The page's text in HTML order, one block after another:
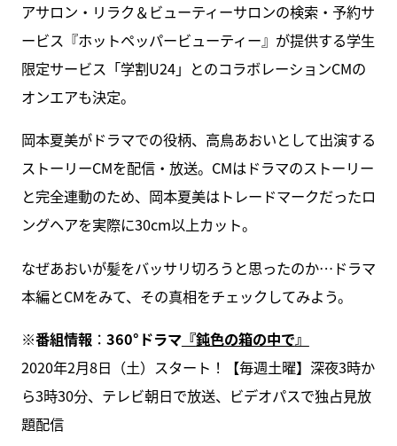
アサロン・リラク＆ビューティーサロンの検索・予約サ
ービス『ホットペッパービューティー』が提供する学生
限定サービス「学割U24」とのコラボレーションCMの
オンエアも決定。
岡本夏美がドラマでの役柄、高鳥あおいとして出演する
ストーリーCMを配信・放送。CMはドラマのストーリー
と完全連動のため、岡本夏美はトレードマークだったロ
ングヘアを実際に30cm以上カット。
なぜあおいが髪をバッサリ切ろうと思ったのか…ドラマ
本編とCMをみて、その真相をチェックしてみよう。
※番組情報： 360°ドラマ『鈍色の箱の中で』
2020年2月8日（土）スタート！【毎週土曜】深夜3時か
ら3時30分、テレビ朝日で放送、ビデオパスで独占見放
題配信